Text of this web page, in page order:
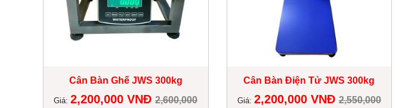
Cân Bàn Ghế JWS 300kg
Giá:2,200,000 VNĐ2,600,000
Cân Bàn Điện Tử JWS 300kg
Giá: 2,200,000 VNĐ2,550,000